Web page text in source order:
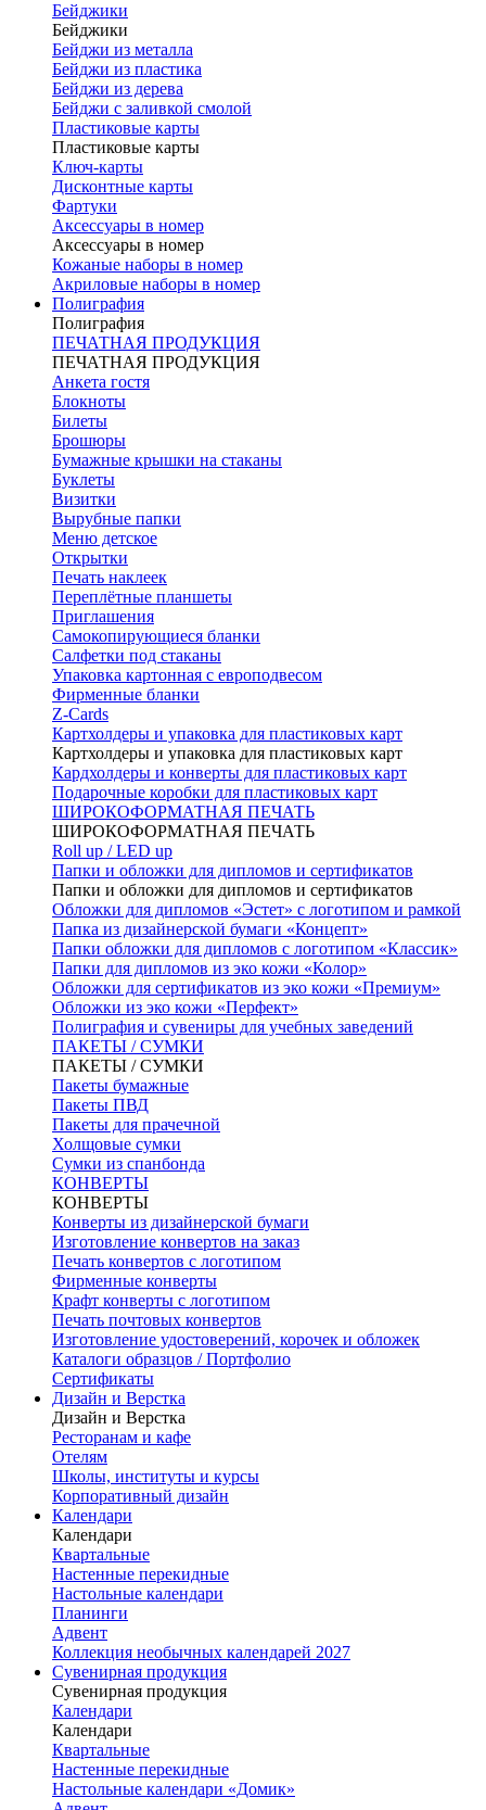
Бейджики
Бейджики
Бейджи из металла
Бейджи из пластика
Бейджи из дерева
Бейджи с заливкой смолой
Пластиковые карты
Пластиковые карты
Ключ-карты
Дисконтные карты
Фартуки
Аксессуары в номер
Аксессуары в номер
Кожаные наборы в номер
Акриловые наборы в номер
Полиграфия
Полиграфия
ПЕЧАТНАЯ ПРОДУКЦИЯ
ПЕЧАТНАЯ ПРОДУКЦИЯ
Анкета гостя
Блокноты
Билеты
Брошюры
Бумажные крышки на стаканы
Буклеты
Визитки
Вырубные папки
Меню детское
Открытки
Печать наклеек
Переплётные планшеты
Приглашения
Самокопирующиеся бланки
Салфетки под стаканы
Упаковка картонная с европодвесом
Фирменные бланки
Z-Cards
Картхолдеры и упаковка для пластиковых карт
Картхолдеры и упаковка для пластиковых карт
Кардхолдеры и конверты для пластиковых карт
Подарочные коробки для пластиковых карт
ШИРОКОФОРМАТНАЯ ПЕЧАТЬ
ШИРОКОФОРМАТНАЯ ПЕЧАТЬ
Roll up / LED up
Папки и обложки для дипломов и сертификатов
Папки и обложки для дипломов и сертификатов
Обложки для дипломов «Эстет» с логотипом и рамкой
Папка из дизайнерской бумаги «Концепт»
Папки обложки для дипломов с логотипом «Классик»
Папки для дипломов из эко кожи «Колор»
Обложки для сертификатов из эко кожи «Премиум»
Обложки из эко кожи «Перфект»
Полиграфия и сувениры для учебных заведений
ПАКЕТЫ / СУМКИ
ПАКЕТЫ / СУМКИ
Пакеты бумажные
Пакеты ПВД
Пакеты для прачечной
Холщовые сумки
Сумки из спанбонда
КОНВЕРТЫ
КОНВЕРТЫ
Конверты из дизайнерской бумаги
Изготовление конвертов на заказ
Печать конвертов с логотипом
Фирменные конверты
Крафт конверты с логотипом
Печать почтовых конвертов
Изготовление удостоверений, корочек и обложек
Каталоги образцов / Портфолио
Сертификаты
Дизайн и Верстка
Дизайн и Верстка
Ресторанам и кафе
Отелям
Школы, институты и курсы
Корпоративный дизайн
Календари
Календари
Квартальные
Настенные перекидные
Настольные календари
Планинги
Адвент
Коллекция необычных календарей 2027
Сувенирная продукция
Сувенирная продукция
Календари
Календари
Квартальные
Настенные перекидные
Настольные календари «Домик»